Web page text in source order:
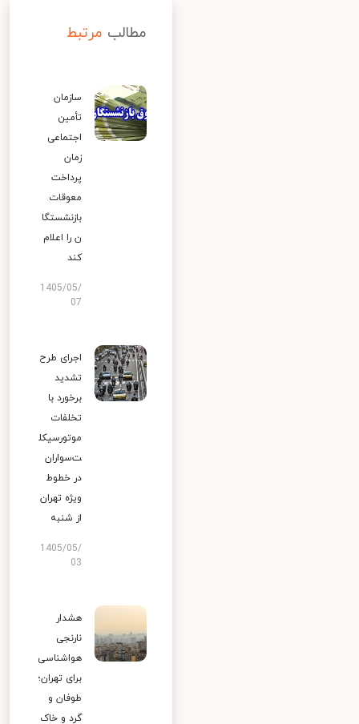
مطالب مرتبط
سازمان
تأمین
اجتماعی
زمان
پرداخت
معوقات
بازنشستگا
ن را اعلام
کند
1405/05/
07
اجرای طرح
تشدید
برخورد با
تخلفات
موتورسیکل
ت‌سواران
در خطوط
ویژه تهران
از شنبه
1405/05/
03
هشدار
نارنجی
هواشناسی
برای تهران؛
طوفان و
گرد و خاک